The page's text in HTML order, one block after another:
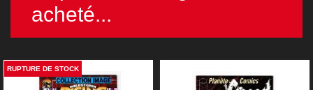
acheté...
RUPTURE DE STOCK